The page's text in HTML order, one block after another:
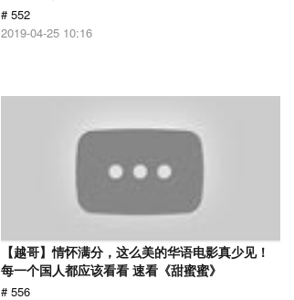
# 552
2019-04-25 10:16
【越哥】情怀满分，这么美的华语电影真少见！
每一个国人都应该看看 速看《甜蜜蜜》
# 556